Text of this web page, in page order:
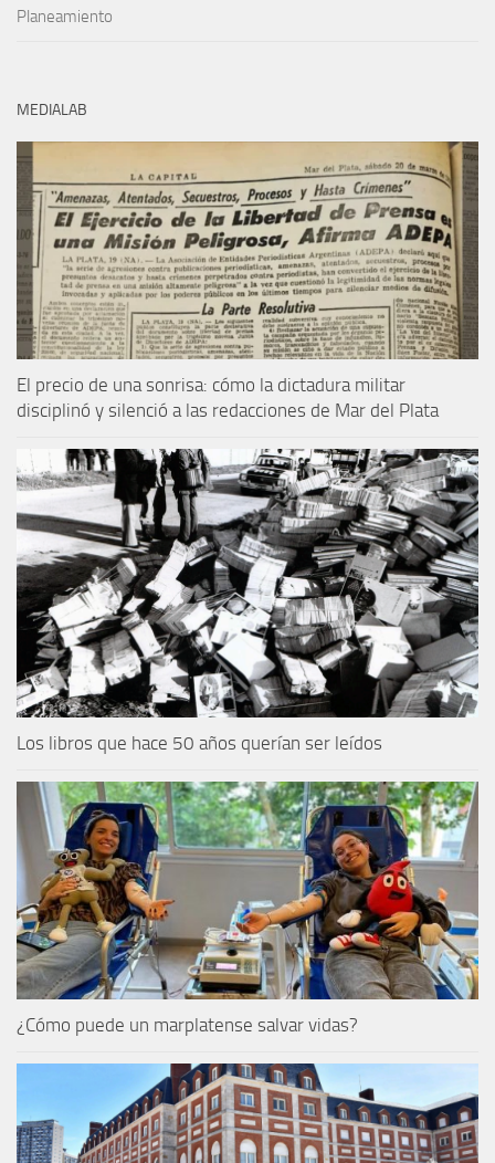
Planeamiento
MEDIALAB
El precio de una sonrisa: cómo la dictadura militar
disciplinó y silenció a las redacciones de Mar del Plata
Los libros que hace 50 años querían ser leídos
¿Cómo puede un marplatense salvar vidas?